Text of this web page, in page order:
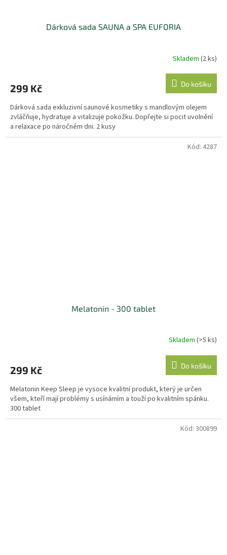
Dárková sada SAUNA a SPA EUFORIA
Skladem (2 ks)
299 Kč Do košíku
Dárková sada exkluzivní saunové kosmetiky s mandlovým olejem
zvláčňuje, hydratuje a vitalizuje pokožku. Dopřejte si pocit uvolnění
a relaxace po náročném dni. 2 kusy
Melatonin - 300 tablet
Skladem (>5 ks)
299 Kč Do košíku
Melatonin Keep Sleep je vysoce kvalitní produkt, který je určen
všem, kteří mají problémy s usínámím a touží po kvalitním spánku.
300 tablet
Kód: 4287
Kód: 300899